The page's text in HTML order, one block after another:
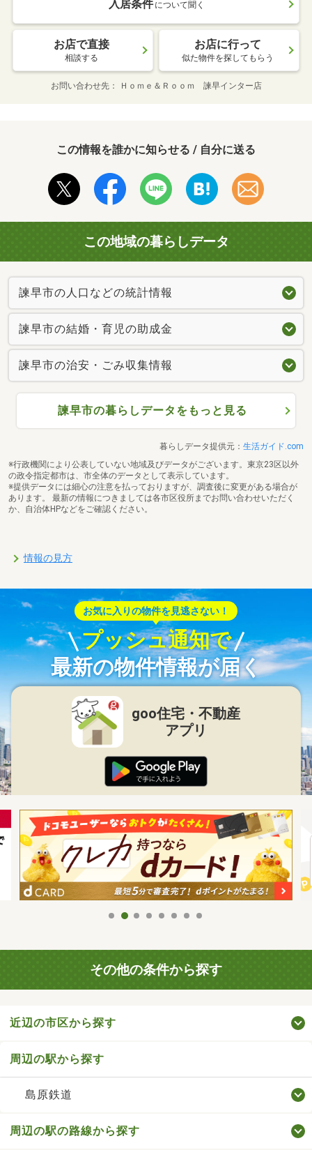
入居条件 について聞く
お店で直接
相談する
お店に行って
似た物件を探してもらう
お問い合わせ先 Ｈｏｍｅ＆Ｒｏｏｍ 諫早インター店
この情報を誰かに知らせる / 自分に送る
この地域の暮らしデータ
諫早市の人口などの統計情報
諫早市の結婚・育児の助成金
諫早市の治安・ごみ収集情報
諫早市の暮らしデータをもっと見る
暮らしデータ提供元： 生活ガイド.com
※行政機関により公表していない地域及びデータがございます。東京23区以外
の政令指定都市は、市全体のデータとして表示しています。
※提供データには細心の注意を払っておりますが、調査後に変更がある場合が
あります。 最新の情報につきましては各市区役所までお問い合わせいただく
か、自治体HPなどをご確認ください。
情報の見方
お気に入りの物件を見逃さない！
プッシュ通知で
最新の物件情報が届く
goo住宅・不動産
アプリ
その他の条件から探す
近辺の市区から探す
周辺の駅から探す
島原鉄道
周辺の駅の路線から探す